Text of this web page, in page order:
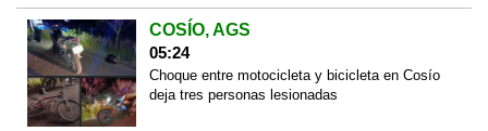
COSÍO, AGS
05:24
Choque entre motocicleta y bicicleta en Cosío
deja tres personas lesionadas